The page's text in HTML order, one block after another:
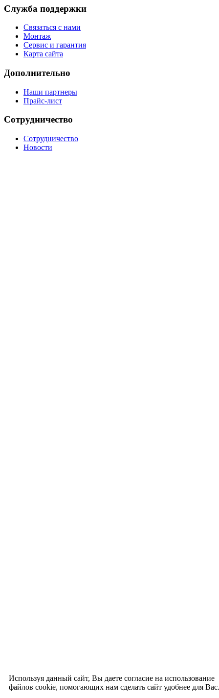
Служба поддержки
Связаться с нами
Монтаж
Сервис и гарантия
Карта сайта
Дополнительно
Наши партнеры
Прайс-лист
Сотрудничество
Сотрудничество
Новости
Используя данный сайт, Вы даете согласие на использование
файлов cookie, помогающих нам сделать сайт удобнее для Вас.